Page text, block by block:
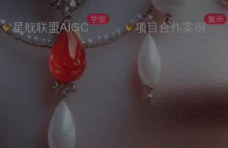
星舰联盟AIGC学堂 项目合作案例 展示